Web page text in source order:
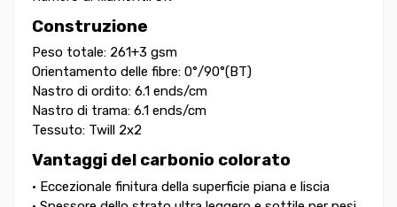
Construzione
Peso totale: 261+3 gsm
Orientamento delle fibre: 0°/90°(BT)
Nastro di ordito: 6.1 ends/cm
Nastro di trama: 6.1 ends/cm
Tessuto: Twill 2x2
Vantaggi del carbonio colorato
• Eccezionale finitura della superficie piana e liscia